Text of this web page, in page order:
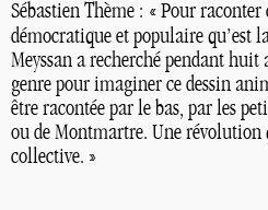
Sébastien Thème : «Pour raconter
démocratique et populaire qu’est
Meyssan a recherché pendant huit
genre pour imaginer ce dessin
être racontée par le bas, par les
ou de Montmartre. Une révolution
collective. »